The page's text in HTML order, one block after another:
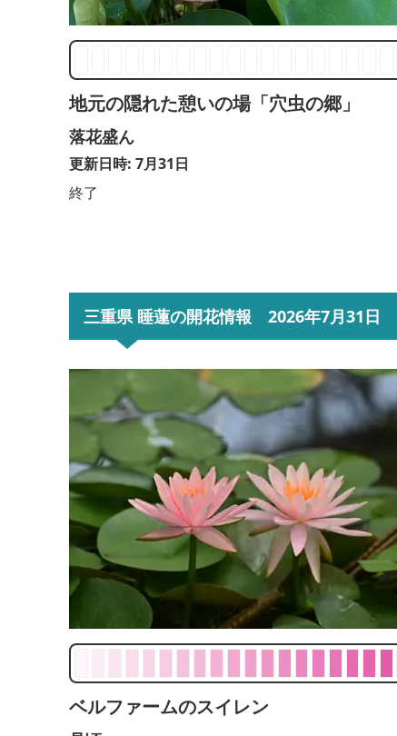
地元の隠れた憩いの場「穴虫の郷」
落花盛ん
更新日時: 7月31日
終了
三重県 睡蓮の開花情報 2026年7月31日
ベルファームのスイレン